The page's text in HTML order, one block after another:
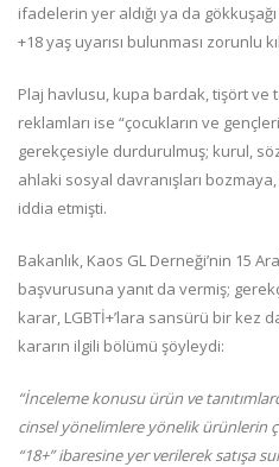
ifadelerin yer aldığı ya da
+18 yaş uyarısı bulunması zorunlu
Plaj havlusu, kupa bardak, tişört ve
reklamları ise “çocukların ve
gerekçesiyle durdurulmuş; kurul,
ahlaki sosyal davranışları
iddia etmişti.
Bakanlık, Kaos GL Derneği’nin 15
başvurusuna yanıt da vermiş;
karar, LGBTİ+’lara sansürü bir kez
kararın ilgili bölümü şöyleydi:
“İnceleme konusu ürün ve
cinsel yönelimlere yönelik ürünlerin
“18+” ibaresine yer verilerek satışa